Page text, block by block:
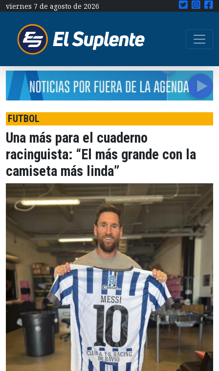
viernes 7 de agosto de 2026
FUTBOL
Una más para el cuaderno
racinguista: “El más grande con la
camiseta más linda”